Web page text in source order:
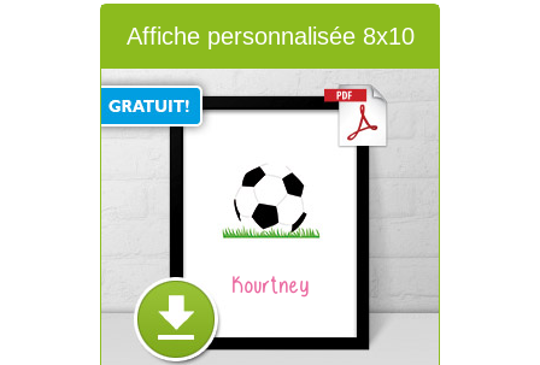
Affiche personnalisée 8x10
Kourtney